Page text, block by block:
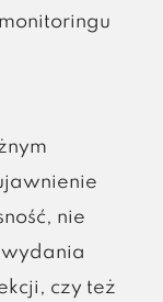
nie
czy też